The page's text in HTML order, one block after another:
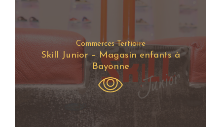
Commerces Tertiaire
Skill Junior – Magasin enfants à
Bayonne